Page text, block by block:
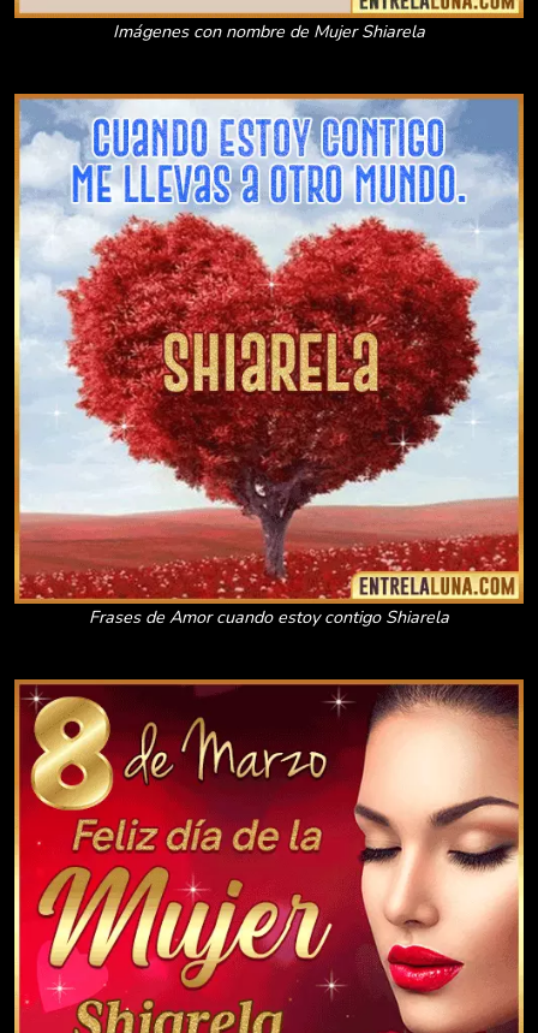
Imágenes con nombre de Mujer Shiarela
Frases de Amor cuando estoy contigo Shiarela